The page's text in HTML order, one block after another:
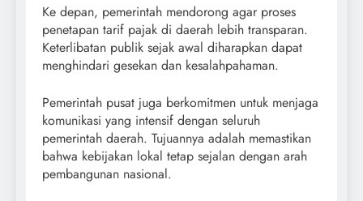
Ke depan, pemerintah mendorong agar proses
penetapan tarif pajak di daerah lebih transparan.
Keterlibatan publik sejak awal diharapkan dapat
menghindari gesekan dan kesalahpahaman.
Pemerintah pusat juga berkomitmen untuk menjaga
komunikasi yang intensif dengan seluruh
pemerintah daerah. Tujuannya adalah memastikan
bahwa kebijakan lokal tetap sejalan dengan arah
pembangunan nasional.